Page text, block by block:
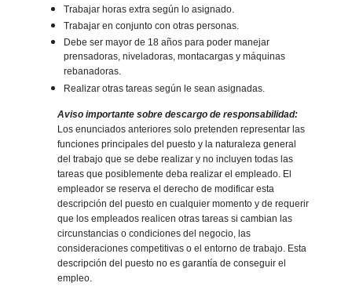
Trabajar horas extra según lo asignado.
Trabajar en conjunto con otras personas.
Debe ser mayor de 18 años para poder manejar
prensadoras, niveladoras, montacargas y máquinas
rebanadoras.
Realizar otras tareas según le sean asignadas.
Aviso importante sobre descargo de responsabilidad:
Los enunciados anteriores solo pretenden representar las
funciones principales del puesto y la naturaleza general
del trabajo que se debe realizar y no incluyen todas las
tareas que posiblemente deba realizar el empleado. El
empleador se reserva el derecho de modificar esta
descripción del puesto en cualquier momento y de requerir
que los empleados realicen otras tareas si cambian las
circunstancias o condiciones del negocio, las
consideraciones competitivas o el entorno de trabajo. Esta
descripción del puesto no es garantía de conseguir el
empleo.